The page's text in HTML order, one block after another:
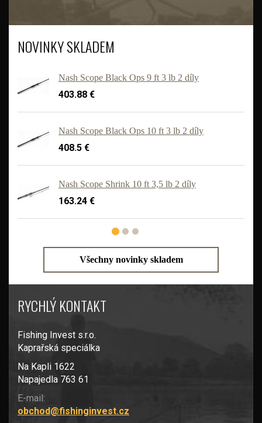
NOVINKY SKLADEM
Nash Scope Black Ops 9 ft 3 lb 2 díly
403.88 €
Nash Scope Black Ops 10 ft 3 lb 2 díly
408.5 €
Nash Scope Shrink 10 ft 3,5 lb 2 díly
163.24 €
Všechny novinky skladem
RYCHLÝ KONTAKT
Fishing Invest s.r.o.
Kaprařská speciálka
Na Kapli 1622
Napajedla 763 61
E-mail:
obchod@fishinginvest.cz